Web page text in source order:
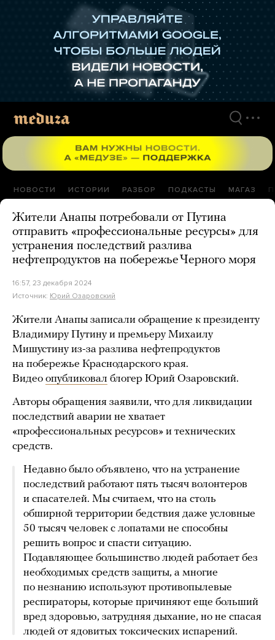
НОВОСТИ ИСТОРИИ РАЗБОР ПОДКАСТЫ МАГАЗ
Жители Анапы потребовали от Путина
отправить «профессиональные ресурсы» для
устранения последствий разлива
нефтепродуктов на побережье Черного моря
16:57, 23 декабря 2024
Источник: Юрий Озаровский
Жители Анапы записали обращение к президенту
Владимиру Путину и премьеру Михаилу
Мишустину из-за разлива нефтепродуктов
на побережье Краснодарского края.
Видео опубликовал блогер Юрий Озаровский.
Авторы обращения заявили, что для ликвидации
последствий аварии не хватает
«профессиональных ресурсов» и технических
средств.
Недавно было объявлено, что на устранение
последствий работают пять тысяч волонтеров
и спасателей. Мы считаем, что на столь
обширной территории бедствия даже условные
50 тысяч человек с лопатами не способны
решить вопрос и спасти ситуацию.
Подавляющее большинство людей работает без
необходимых средств защиты, а многие
по незнанию используют противопылевые
респираторы, которые причиняют еще больший
вред здоровью, затрудняя дыхание, но не спасая
людей от ядовитых токсических испарений.